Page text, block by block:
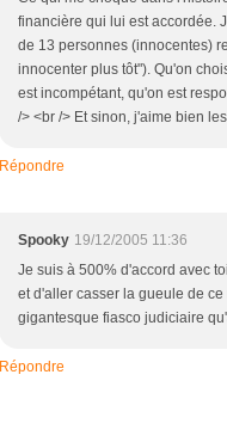
financière qui lui est accordée.
de 13 personnes (innocentes)
innocenter plus tôt"). Qu'on
est incompétant, qu'on est
/> <br /> Et sinon, j'aime bien
Répondre
Spooky 19/12/2005 11:36
Je suis à 500% d'accord avec
et d'aller casser la gueule de
gigantesque fiasco judiciaire
Répondre